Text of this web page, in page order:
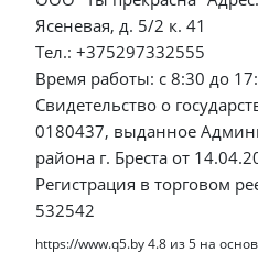
Ясеневая, д. 5/2 к. 41
Тел.: +375297332555
Время работы: с 8:30 до
Свидетельство о
0180437, выданное
района г. Бреста от
Регистрация в торговом
532542
https://www.q5.by4.8 из5 на